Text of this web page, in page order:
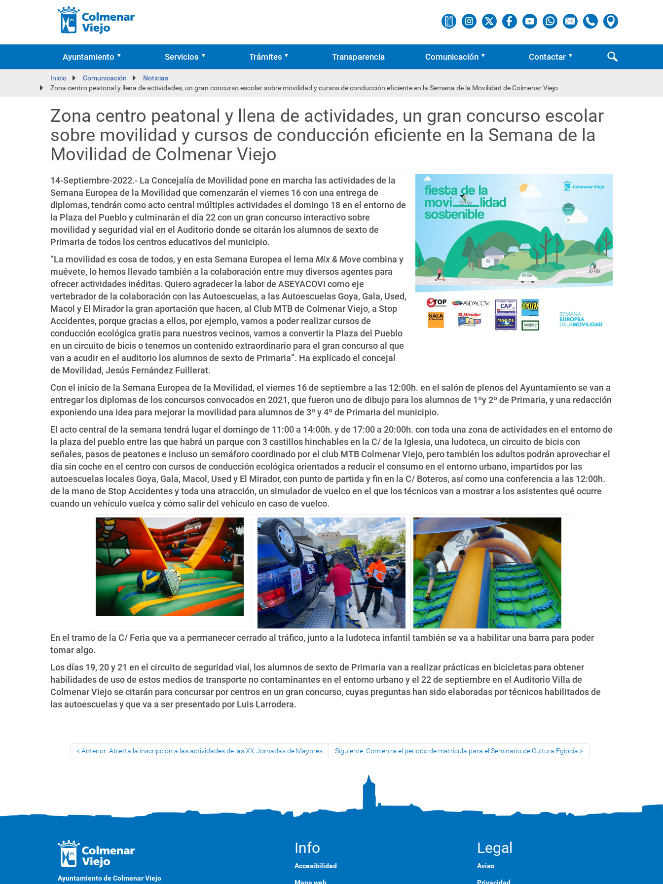
Ayuntamiento Servicios Trámites Transparencia Comunicación Contactar
Inicio Comunicación
Noticias
Zona centro peatonal y llena de actividades, un gran concurso escolar sobre movilidad y cursos de conducción eficiente en la Semana de la Movilidad de Colmenar Viejo
Zona centro peatonal y llena de actividades, un gran concurso escolar
sobre movilidad y cursos de conducción eficiente en la Semana de la
Movilidad de Colmenar Viejo
14-Septiembre-2022.- La Concejalía de Movilidad pone en marcha las actividades de la
Semana Europea de la Movilidad que comenzarán el viernes 16 con una entrega de
diplomas, tendrán como acto central múltiples actividades el domingo 18 en el entorno de
la Plaza del Pueblo y culminarán el día 22 con un gran concurso interactivo sobre
movilidad y seguridad vial en el Auditorio donde se citarán los alumnos de sexto de
Primaria de todos los centros educativos del municipio.
“La movilidad es cosa de todos, y en esta Semana Europea el lema Mix & Movecombina y
muévete, lo hemos llevado también a la colaboración entre muy diversos agentes para
ofrecer actividades inéditas. Quiero agradecer la labor de ASEYACOVI como eje
vertebrador de la colaboración con las Autoescuelas, a las Autoescuelas Goya, Gala, Used,
Macol y El Mirador la gran aportación que hacen, al Club MTB de Colmenar Viejo, a Stop
Accidentes, porque gracias a ellos, por ejemplo, vamos a poder realizar cursos de
conducción ecológica gratis para nuestros vecinos, vamos a convertir la Plaza del Pueblo
en un circuito de bicis o tenemos un contenido extraordinario para el gran concurso al que
van a acudir en el auditorio los alumnos de sexto de Primaria”. Ha explicado el concejal
de Movilidad, Jesús Fernández Fuillerat.
Con el inicio de la Semana Europea de la Movilidad, el viernes 16 de septiembre a las 12:00h. en el salón de plenos del Ayuntamiento se van a
entregar los diplomas de los concursos convocados en 2021, que fueron uno de dibujo para los alumnos de 1ºy 2º de Primaria, y una redacción
exponiendo una idea para mejorar la movilidad para alumnos de 3º y 4º de Primaria del municipio.
El acto central de la semana tendrá lugar el domingo de 11:00 a 14:00h. y de 17:00 a 20:00h. con toda una zona de actividades en el entorno de
la plaza del pueblo entre las que habrá un parque con 3 castillos hinchables en la C/ de la Iglesia, una ludoteca, un circuito de bicis con
señales, pasos de peatones e incluso un semáforo coordinado por el club MTB Colmenar Viejo, pero también los adultos podrán aprovechar el
día sin coche en el centro con cursos de conducción ecológica orientados a reducir el consumo en el entorno urbano, impartidos por las
autoescuelas locales Goya, Gala, Macol, Used y El Mirador, con punto de partida y fin en la C/ Boteros, así como una conferencia a las 12:00h.
de la mano de Stop Accidentes y toda una atracción, un simulador de vuelco en el que los técnicos van a mostrar a los asistentes qué ocurre
cuando un vehículo vuelca y cómo salir del vehículo en caso de vuelco.
En el tramo de la C/ Feria que va a permanecer cerrado al tráfico, junto a la ludoteca infantil también se va a habilitar una barra para poder
tomar algo.
Los días 19, 20 y 21 en el circuito de seguridad vial, los alumnos de sexto de Primaria van a realizar prácticas en bicicletas para obtener
habilidades de uso de estos medios de transporte no contaminantes en el entorno urbano y el 22 de septiembre en el Auditorio Villa de
Colmenar Viejo se citarán para concursar por centros en un gran concurso, cuyas preguntas han sido elaboradas por técnicos habilitados de
las autoescuelas y que va a ser presentado por Luis Larrodera.
Anterior: Abierta la inscripción a las actividades de las XX Jornadas de Mayores Siguiente: Comienza el periodo de matrícula para el Seminario de Cultura Egipcia
Ayuntamiento de Colmenar Viejo
Info
Accesibilidad
Legal
Aviso